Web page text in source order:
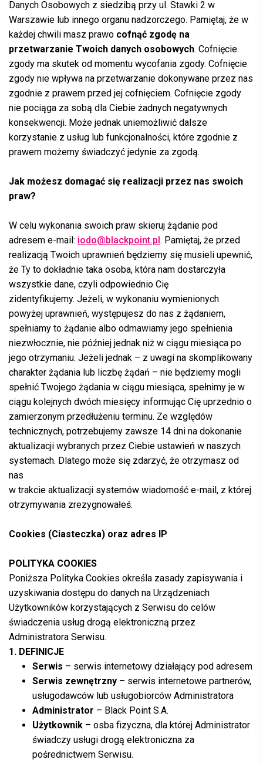
Danych Osobowych z siedzibą przy ul. Stawki 2 w
Warszawie lub innego organu nadzorczego. Pamiętaj, że w
każdej chwili masz prawo cofnąć zgodę na
przetwarzanie Twoich danych osobowych. Cofnięcie
zgody ma skutek od momentu wycofania zgody. Cofnięcie
zgody nie wpływa na przetwarzanie dokonywane przez nas
zgodnie z prawem przed jej cofnięciem. Cofnięcie zgody
nie pociąga za sobą dla Ciebie żadnych negatywnych
konsekwencji. Może jednak uniemożliwić dalsze
korzystanie z usług lub funkcjonalności, które zgodnie z
prawem możemy świadczyć jedynie za zgodą.
Jak możesz domagać się realizacji przez nas swoich
praw?
W celu wykonania swoich praw skieruj żądanie pod
adresem e-mail: iodo@blackpoint.pl . Pamiętaj, że przed
realizacją Twoich uprawnień będziemy się musieli upewnić,
że Ty to dokładnie taka osoba, która nam dostarczyła
wszystkie dane, czyli odpowiednio Cię
zidentyfikujemy. Jeżeli, w wykonaniu wymienionych
powyżej uprawnień, występujesz do nas z żądaniem,
spełniamy to żądanie albo odmawiamy jego spełnienia
niezwłocznie, nie później jednak niż w ciągu miesiąca po
jego otrzymaniu. Jeżeli jednak – z uwagi na skomplikowany
charakter żądania lub liczbę żądań – nie będziemy mogli
spełnić Twojego żądania w ciągu miesiąca, spełnimy je w
ciągu kolejnych dwóch miesięcy informując Cię uprzednio o
zamierzonym przedłużeniu terminu. Ze względów
technicznych, potrzebujemy zawsze 14 dni na dokonanie
aktualizacji wybranych przez Ciebie ustawień w naszych
systemach. Dlatego może się zdarzyć, że otrzymasz od
nas
w trakcie aktualizacji systemów wiadomość e-mail, z której
otrzymywania zrezygnowałeś.
Cookies (Ciasteczka) oraz adres IP
POLITYKA COOKIES
Poniższa Polityka Cookies określa zasady zapisywania i
uzyskiwania dostępu do danych na Urządzeniach
Użytkowników korzystających z Serwisu do celów
świadczenia usług drogą elektroniczną przez
Administratora Serwisu.
1. DEFINICJE
Serwis – serwis internetowy działający pod adresem
Serwis zewnętrzny – serwis internetowe partnerów,
usługodawców lub usługobiorców Administratora
Administrator – Black Point S.A.
Użytkownik – osba fizyczna, dla której Administrator
świadczy usługi drogą elektroniczna za
pośrednictwem Serwisu.